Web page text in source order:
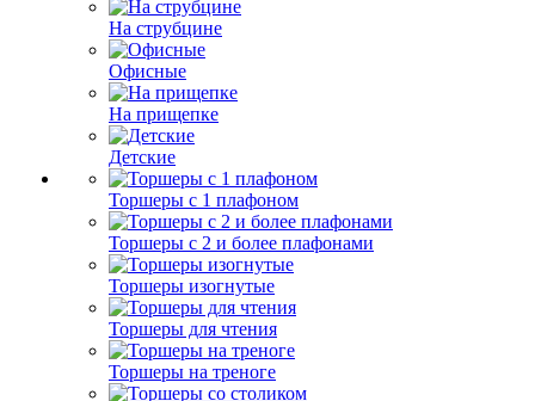
На струбцине
Офисные
На прищепке
Детские
Торшеры с 1 плафоном
Торшеры с 2 и более плафонами
Торшеры изогнутые
Торшеры для чтения
Торшеры на треноге